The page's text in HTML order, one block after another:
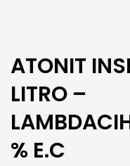
ATONIT
LITRO –
% E.C